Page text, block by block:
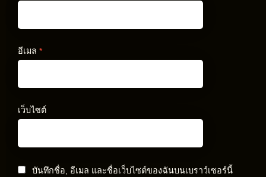
อีเมล *
เว็บไซต์
บันทึกชื่อ, อีเมล และชื่อเว็บไซต์ของฉันบนเบราว์เซอร์นี้